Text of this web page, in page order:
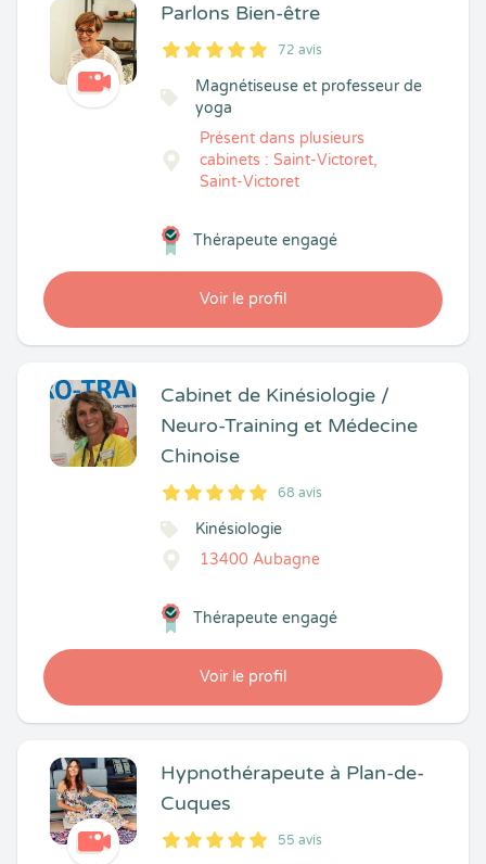
Parlons Bien-être
5
1
5
72 72 avis
Magnétiseuse et professeur de
yoga
Présent dans plusieurs
cabinets : Saint-Victoret,
Saint-Victoret
Voir le profil
Thérapeute engagé
Cabinet de Kinésiologie /
Neuro-Training et Médecine
Chinoise
5
1
5
68 68 avis
Kinésiologie
13400 Aubagne
Voir le profil
Thérapeute engagé
Hypnothérapeute à Plan-de-
Cuques
5
1
5
55 55 avis